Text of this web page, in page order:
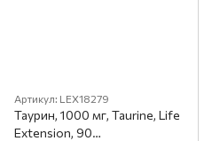
Артикул: LEX18279
Таурин, 1000 мг, Taurine, Life
Extension, 90